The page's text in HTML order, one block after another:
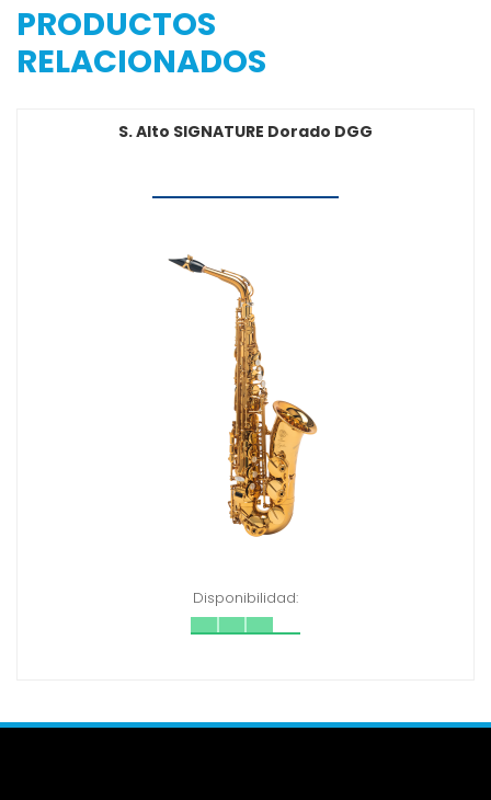
PRODUCTOS
RELACIONADOS
S. Alto SIGNATURE Dorado DGG
Disponibilidad: